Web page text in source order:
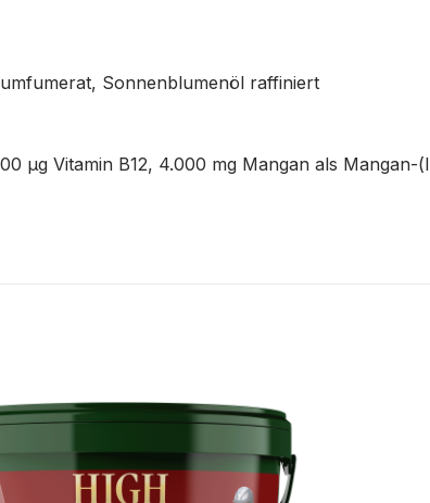
Sonnenblumenöl raffiniert
μg Vitamin B12, 4.000 mg Mangan als Mangan-